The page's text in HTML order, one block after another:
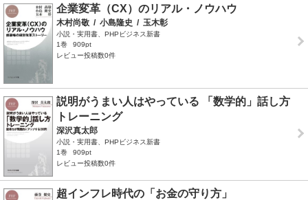
企業変革（CX）のリアル・ノウハウ
木村尚敬 / 小島隆史 / 玉木彰
小説・実用書、PHPビジネス新書
1巻
909pt
レビュー投稿数0件
説明がうまい人はやっている 「数学的」話し方
トレーニング
深沢真太郎
小説・実用書、PHPビジネス新書
1巻
909pt
レビュー投稿数0件
超インフレ時代の「お金の守り方」